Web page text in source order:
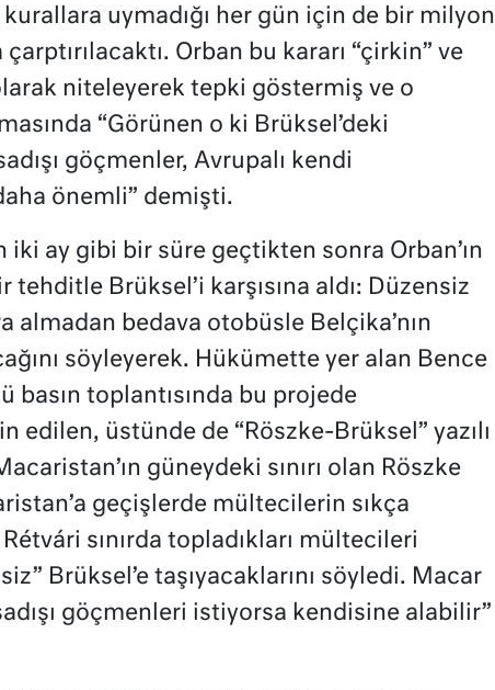
uymadığı her gün için de bir milyon
çarptırılacaktı. Orban bu kararı “çirkin” ve
niteleyerek tepki göstermiş ve o
“Görünen o ki Brüksel’deki
göçmenler, Avrupalı kendi
önemli” demişti.
iki ay gibi bir süre geçtikten sonra Orban’ın
tehditle Brüksel’i karşısına aldı: Düzensiz
almadan bedava otobüsle Belçika’nın
söyleyerek. Hükümette yer alan Bence
basın toplantısında bu projede
edilen, üstünde de “Röszke-Brüksel” yazılı
güneydeki sınırı olan Röszke
geçişlerde mültecilerin sıkça
Rétvári sınırda topladıkları mültecileri
Brüksel’e taşıyacaklarını söyledi. Macar
göçmenleri istiyorsa kendisine alabilir”